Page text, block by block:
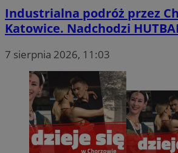
Industrialna podróż przez
Katowice. Nadchodzi
7 sierpnia 2026, 11:03